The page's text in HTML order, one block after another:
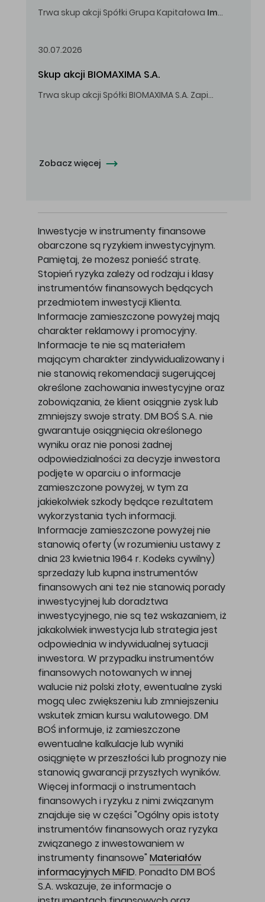
Trwa skup akcji Spółki Grupa Kapitałowa Immobile
30.07.2026
Skup akcji BIOMAXIMA S.A.
Trwa skup akcji Spółki BIOMAXIMA S.A. Zapisy do 4 sierpnia 2026 r. do godz. 16.00.
Zobacz więcej
Inwestycje w instrumenty finansowe
obarczone są ryzykiem inwestycyjnym.
Pamiętaj, że możesz ponieść stratę.
Stopień ryzyka zależy od rodzaju i klasy
instrumentów finansowych będących
przedmiotem inwestycji Klienta.
Informacje zamieszczone powyżej mają
charakter reklamowy i promocyjny.
Informacje te nie są materiałem
mającym charakter zindywidualizowany i
nie stanowią rekomendacji sugerującej
określone zachowania inwestycyjne oraz
zobowiązania, że klient osiągnie zysk lub
zmniejszy swoje straty. DM BOŚ S.A. nie
gwarantuje osiągnięcia określonego
wyniku oraz nie ponosi żadnej
odpowiedzialności za decyzje inwestora
podjęte w oparciu o informacje
zamieszczone powyżej, w tym za
jakiekolwiek szkody będące rezultatem
wykorzystania tych informacji.
Informacje zamieszczone powyżej nie
stanowią oferty (w rozumieniu ustawy z
dnia 23 kwietnia 1964 r. Kodeks cywilny)
sprzedaży lub kupna instrumentów
finansowych ani też nie stanowią porady
inwestycyjnej lub doradztwa
inwestycyjnego, nie są też wskazaniem, iż
jakakolwiek inwestycja lub strategia jest
odpowiednia w indywidualnej sytuacji
inwestora. W przypadku instrumentów
finansowych notowanych w innej
walucie niż polski złoty, ewentualne zyski
mogą ulec zwiększeniu lub zmniejszeniu
wskutek zmian kursu walutowego. DM
BOŚ informuje, iż zamieszczone
ewentualne kalkulacje lub wyniki
osiągnięte w przeszłości lub prognozy nie
stanowią gwarancji przyszłych wyników.
Więcej informacji o instrumentach
finansowych i ryzyku z nimi związanym
znajduje się w części "Ogólny opis istoty
instrumentów finansowych oraz ryzyka
związanego z inwestowaniem w
instrumenty finansowe" Materiałów
informacyjnych MiFID. Ponadto DM BOŚ
S.A. wskazuje, że informacje o